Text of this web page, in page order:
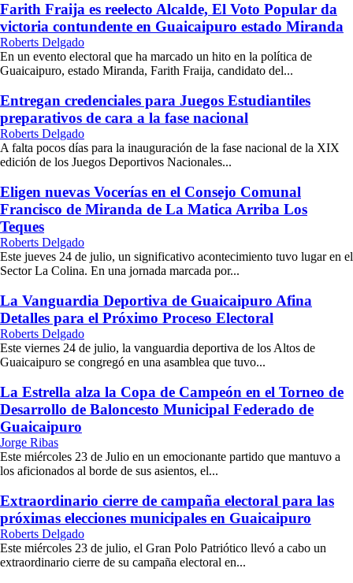
Farith Fraija es reelecto Alcalde, El Voto Popular da
victoria contundente en Guaicaipuro estado Miranda
Roberts Delgado
En un evento electoral que ha marcado un hito en la política de
Guaicaipuro, estado Miranda, Farith Fraija, candidato del...
Entregan credenciales para Juegos Estudiantiles
preparativos de cara a la fase nacional
Roberts Delgado
A falta pocos días para la inauguración de la fase nacional de la XIX
edición de los Juegos Deportivos Nacionales...
Eligen nuevas Vocerías en el Consejo Comunal
Francisco de Miranda de La Matica Arriba Los
Teques
Roberts Delgado
Este jueves 24 de julio, un significativo acontecimiento tuvo lugar en el
Sector La Colina. En una jornada marcada por...
La Vanguardia Deportiva de Guaicaipuro Afina
Detalles para el Próximo Proceso Electoral
Roberts Delgado
Este viernes 24 de julio, la vanguardia deportiva de los Altos de
Guaicaipuro se congregó en una asamblea que tuvo...
La Estrella alza la Copa de Campeón en el Torneo de
Desarrollo de Baloncesto Municipal Federado de
Guaicaipuro
Jorge Ribas
Este miércoles 23 de Julio en un emocionante partido que mantuvo a
los aficionados al borde de sus asientos, el...
Extraordinario cierre de campaña electoral para las
próximas elecciones municipales en Guaicaipuro
Roberts Delgado
Este miércoles 23 de julio, el Gran Polo Patriótico llevó a cabo un
extraordinario cierre de su campaña electoral en...